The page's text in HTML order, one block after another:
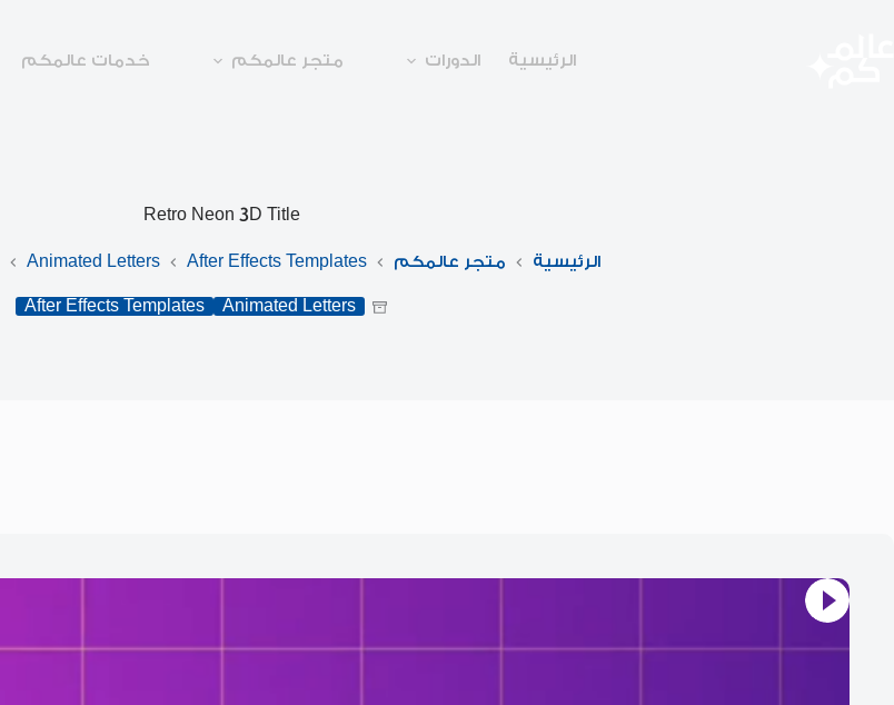
الرئيسية الدورات متجر عالمكم خدمات عالمكم
Retro Neon 3D Title
الرئيسية متجر عالمكم After Effects Templates
Animated Letters
After Effects Templates Animated Letters